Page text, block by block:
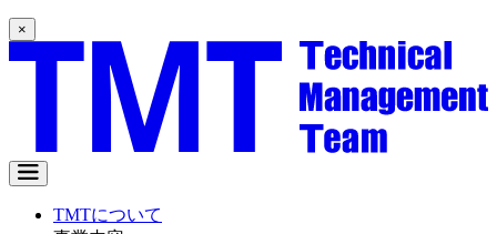
×
TMTについて